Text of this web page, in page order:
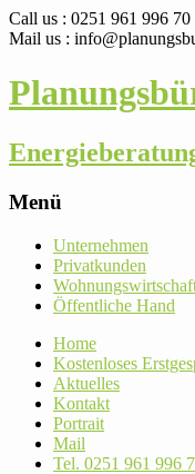
Call us : 0251 961 996 70
Mail us :
Menü
Skip
content
Unter­nehmen
Pri­vat­kunden
Öffent­liche Hand
Home
Kos­ten­loses
Aktu­elles
Kontakt
Por­trait
Mail
Tel. 0251 961 996